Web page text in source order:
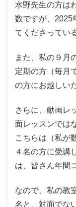
水野先生の方は
数ですが、2025
てくださってい
また、私の９月
定期の方（毎月
の方にお越しい
さらに、動画レ
面レッスンでは
こちらは（私が
４名の方に受講
は、皆さん年間
なので、私の教
名と、対面でな